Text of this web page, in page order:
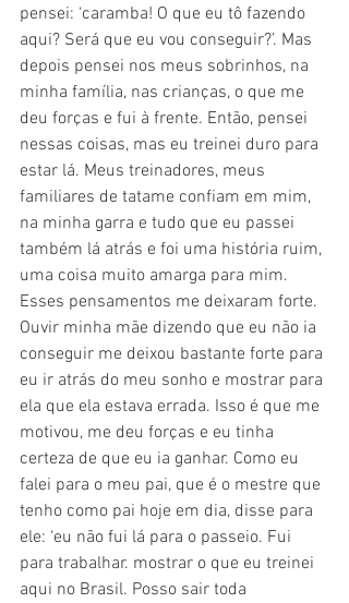
pensei: ‘caramba! O que eu tô fazendo
aqui? Será que eu vou conseguir?’. Mas
depois pensei nos meus sobrinhos, na
minha família, nas crianças, o que me
deu forças e fui à frente. Então, pensei
nessas coisas, mas eu treinei duro para
estar lá. Meus treinadores, meus
familiares de tatame confiam em mim,
na minha garra e tudo que eu passei
também lá atrás e foi uma história ruim,
uma coisa muito amarga para mim.
Esses pensamentos me deixaram forte.
Ouvir minha mãe dizendo que eu não ia
conseguir me deixou bastante forte para
eu ir atrás do meu sonho e mostrar para
ela que ela estava errada. Isso é que me
motivou, me deu forças e eu tinha
certeza de que eu ia ganhar. Como eu
falei para o meu pai, que é o mestre que
tenho como pai hoje em dia, disse para
ele: ‘eu não fui lá para o passeio. Fui
para trabalhar. mostrar o que eu treinei
aqui no Brasil. Posso sair toda